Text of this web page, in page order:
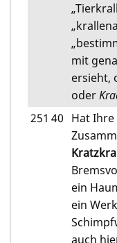
mit
ersieht,
oder
251 40 Hat
ein
ein
auch